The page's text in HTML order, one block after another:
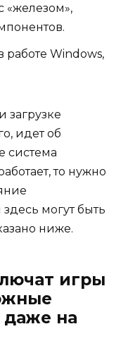
«железом»,
Windows,
загрузке
идет об
система
то нужно
могут быть
ниже.
игры
на